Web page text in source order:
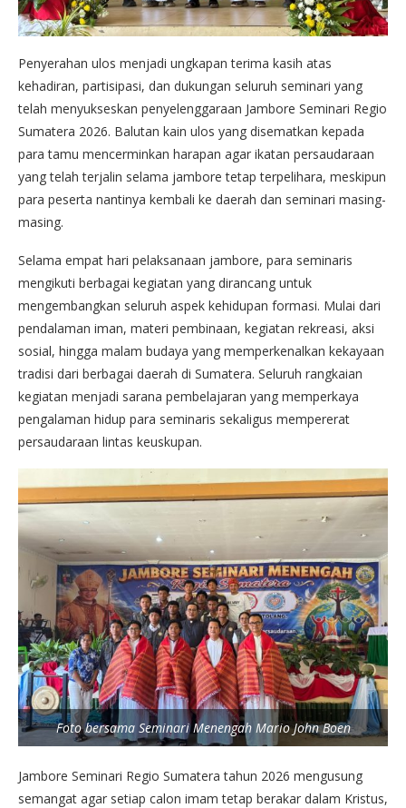
Penyerahan ulos menjadi ungkapan terima kasih atas
kehadiran, partisipasi, dan dukungan seluruh seminari yang
telah menyukseskan penyelenggaraan Jambore Seminari Regio
Sumatera 2026. Balutan kain ulos yang disematkan kepada
para tamu mencerminkan harapan agar ikatan persaudaraan
yang telah terjalin selama jambore tetap terpelihara, meskipun
para peserta nantinya kembali ke daerah dan seminari masing-
masing.
Selama empat hari pelaksanaan jambore, para seminaris
mengikuti berbagai kegiatan yang dirancang untuk
mengembangkan seluruh aspek kehidupan formasi. Mulai dari
pendalaman iman, materi pembinaan, kegiatan rekreasi, aksi
sosial, hingga malam budaya yang memperkenalkan kekayaan
tradisi dari berbagai daerah di Sumatera. Seluruh rangkaian
kegiatan menjadi sarana pembelajaran yang memperkaya
pengalaman hidup para seminaris sekaligus mempererat
persaudaraan lintas keuskupan.
Foto bersama Seminari Menengah Mario John Boen
Jambore Seminari Regio Sumatera tahun 2026 mengusung
semangat agar setiap calon imam tetap berakar dalam Kristus,